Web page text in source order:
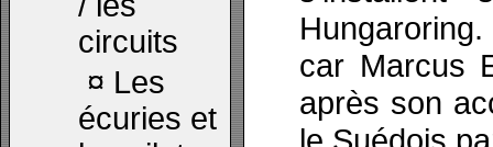
circuits
¤ Les
écuries et
car Marcus
après son